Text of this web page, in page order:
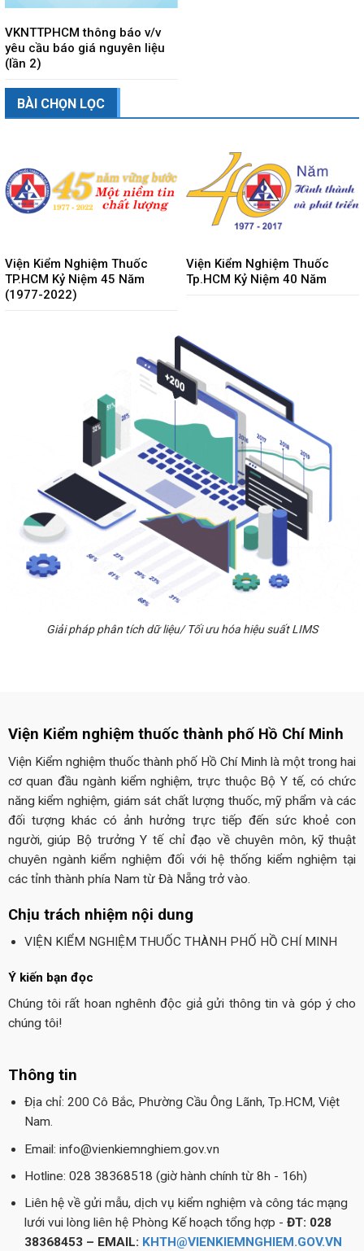
VKNTTPHCM thông báo v/v
yêu cầu báo giá nguyên liệu
(lần 2)
BÀI CHỌN LỌC
Viện Kiểm Nghiệm Thuốc
TP.HCM Kỷ Niệm 45 Năm
(1977-2022)
Viện Kiểm Nghiệm Thuốc
Tp.HCM Kỷ Niệm 40 Năm
Giải pháp phân tích dữ liệu/ Tối ưu hóa hiệu suất LIMS
Viện Kiểm nghiệm thuốc thành phố Hồ Chí Minh
Viện Kiểm nghiệm thuốc thành phố Hồ Chí Minh là một trong hai
cơ quan đầu ngành kiểm nghiệm, trực thuộc Bộ Y tế, có chức
năng kiểm nghiệm, giám sát chất lượng thuốc, mỹ phẩm và các
đối tượng khác có ảnh hưởng trực tiếp đến sức khoẻ con
người, giúp Bộ trưởng Y tế chỉ đạo về chuyên môn, kỹ thuật
chuyên ngành kiểm nghiệm đối với hệ thống kiểm nghiệm tại
các tỉnh thành phía Nam từ Đà Nẵng trở vào.
Chịu trách nhiệm nội dung
VIỆN KIỂM NGHIỆM THUỐC THÀNH PHỐ HỒ CHÍ MINH
Ý kiến bạn đọc
Chúng tôi rất hoan nghênh độc giả gửi thông tin và góp ý cho
chúng tôi!
Thông tin
Địa chỉ: 200 Cô Bắc, Phường Cầu Ông Lãnh, Tp.HCM, Việt
Nam.
Email: info@vienkiemnghiem.gov.vn
Hotline: 028 38368518 (giờ hành chính từ 8h - 16h)
Liên hệ về gửi mẫu, dịch vụ kiểm nghiệm và công tác mạng
lưới vui lòng liên hệ Phòng Kế hoạch tổng hợp - ĐT: 028
38368453 – EMAIL: KHTH@VIENKIEMNGHIEM.GOV.VN